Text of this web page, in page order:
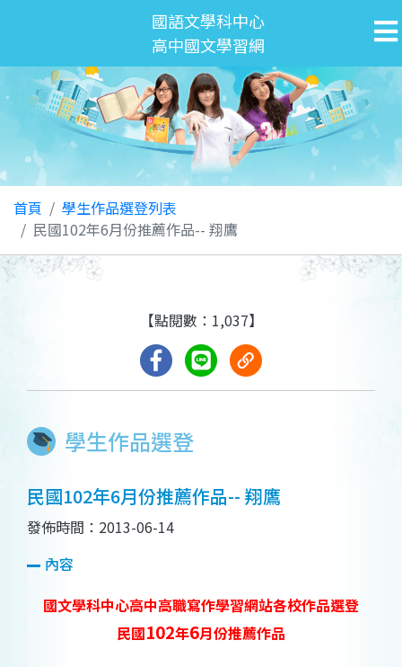
國語文學科中心
高中國文學習網
首頁
學生作品選登列表
民國102年6月份推薦作品-- 翔鷹
學生作品選登
【點閱數：1,037】
民國102年6月份推薦作品-- 翔鷹
發佈時間：2013-06-14
內容
國文學科中心高中高職寫作學習網站各校作品選登
民國102年6月份推薦作品